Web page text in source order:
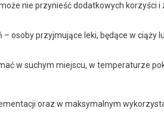
nie przynieść dodatkowych korzyści i
osoby przyjmujące leki, będące w ciąży
w suchym miejscu, w temperaturze
oraz w maksymalnym